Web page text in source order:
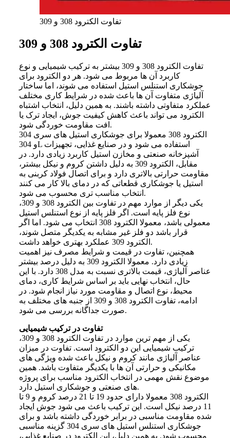
تفاوت الکترود 308 و 309
تفاوت الکترود 308 و 309
تفاوت الکترود 308 و 309 بیشتر به ترکیب شیمیایی و نوع
کاربرد آن ها مربوط می شود. هر دو الکترود برای
جوشکاری استنلس استیل استفاده می شوند، اما ساختار
آلیاژی متفاوت آن ها باعث شده در شرایط کاری مختلف
عملکرد متفاوتی داشته باشند. به همین دلیل، انتخاب اشتباه
الکترود می تواند باعث کاهش کیفیت جوش، ایجاد ترک یا
افت مقاومت خوردگی شود.
الکترود 308 معمولا برای جوشکاری استیل های سری 304
و 304L استفاده می شود و در صنایع غذایی، تجهیزات
آشپزخانه صنعتی و مخازن استیل کاربرد زیادی دارد. در
مقابل، الکترود 309 به دلیل داشتن کروم و نیکل بیشتر،
مقاومت حرارتی بالاتری دارد و برای اتصال فولاد کربنی به
استیل یا جوشکاری قطعاتی که در دمای بالا کار می کنند
انتخاب مناسب تری محسوب می شود.
یکی دیگر از موارد مهم در تفاوت بین الکترود 308 و 309،
نوع فلز پایه است. اگر فلز پایه از نوع استنلس استیل
معمولی باشد، معمولا الکترود 308 انتخاب می شود. اما اگر
قرار باشد دو فلز غیر مشابه به یکدیگر متصل شوند،
الکترود 309 عملکرد بهتری خواهد داشت.
همچنین، تفاوت در قیمت و شرایط مصرف نیز اهمیت
زیادی دارد. معمولا الکترود 309 به دلیل درصد بیشتر
عناصر آلیاژی، قیمت بالاتری نسبت به مدل 308 دارد. با این
حال، انتخاب نهایی باید بر اساس شرایط کاری، دمای
محیط، نوع اتصال و مقاومت مورد نیاز انجام شود. در
ادامه، تفاوت الکترود 308 و 309 از جنبه های مختلف به
صورت جداگانه بررسی می شود.
تفاوت در ترکیب شیمیایی
یکی از مهم ترین موارد در تفاوت الکترود 308 و 309،
ترکیب شیمیایی این دو الکترود است. تفاوت در میزان
عناصر آلیاژی مانند کروم و نیکل باعث شده ویژگی های
مکانیکی و حرارتی آن ها با یکدیگر متفاوت باشد. همین
موضوع نقش مهمی در انتخاب الکترود مناسب برای پروژه
های صنعتی و جوشکاری استیل دارد.
الکترود 308 معمولا دارای حدود 19 تا 21 درصد کروم و 9 تا
11 درصد نیکل است. این ترکیب باعث می شود جوش ایجاد
شده مقاومت مناسبی در برابر خوردگی داشته باشد و برای
جوشکاری استنلس استیل های سری 304 گزینه مناسبی
محسوب شود. به همین دلیل، این الکترود در صنایع غذایی،